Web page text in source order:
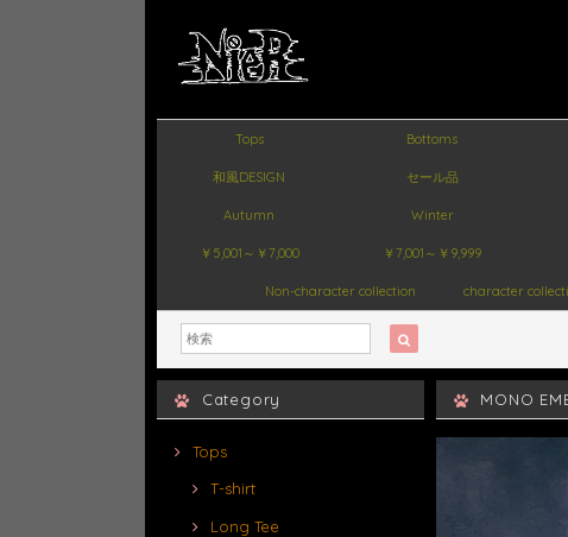
Tops Bottoms
和風DESIGN セール品
Autumn Winter
￥5,001～￥7,000 ￥7,001～￥9,999
Non-character collection character
Category
Tops
T-shirt
Long Tee
MONO